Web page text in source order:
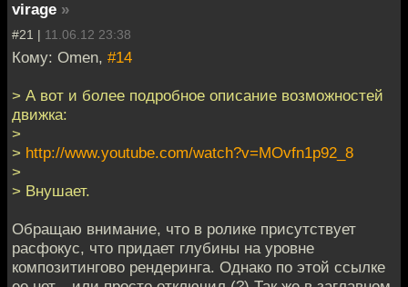
virage »
#21 | 11.06.12 23:38
Кому: Omen, #14
> А вот и более подробное описание возможностей
движка:
>
> http://www.youtube.com/watch?v=MOvfn1p92_8
>
> Внушает.
Обращаю внимание, что в ролике присутствует
расфокус, что придает глубины на уровне
композитингово рендеринга. Однако по этой ссылке